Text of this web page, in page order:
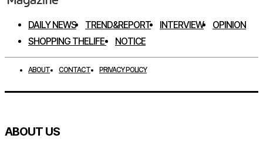
DAILY NEWS TREND&REPORT INTERVIEW
OPINION
SHOPPING THELIFE
NOTICE
ABOUT CONTACT PRIVACY POLICY
ABOUT US